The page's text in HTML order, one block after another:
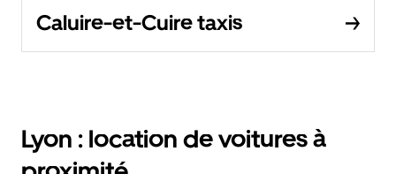
Caluire-et-Cuire taxis
Lyon : location de voitures à